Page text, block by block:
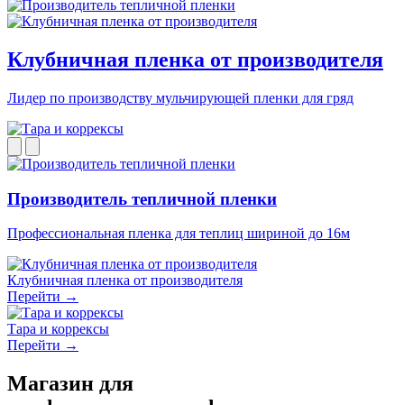
Клубничная пленка от производителя
Лидер по производству мульчирующей пленки для гряд
Производитель тепличной пленки
Профессиональная пленка для теплиц шириной до 16м
Клубничная пленка от производителя
Перейти →
Тара и коррексы
Перейти →
Магазин для